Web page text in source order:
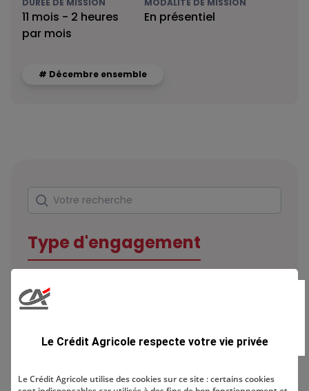
DURÉE DE MISSION
11 mois - 2 heures
par mois
MODALITÉ DE MISSION
En présentiel
# Décembre ensemble
Rechercher
Votre recherche
Type d'engagement
Le Crédit Agricole respecte votre vie privée
Le Crédit Agricole utilise des cookies sur ce site : certains cookies